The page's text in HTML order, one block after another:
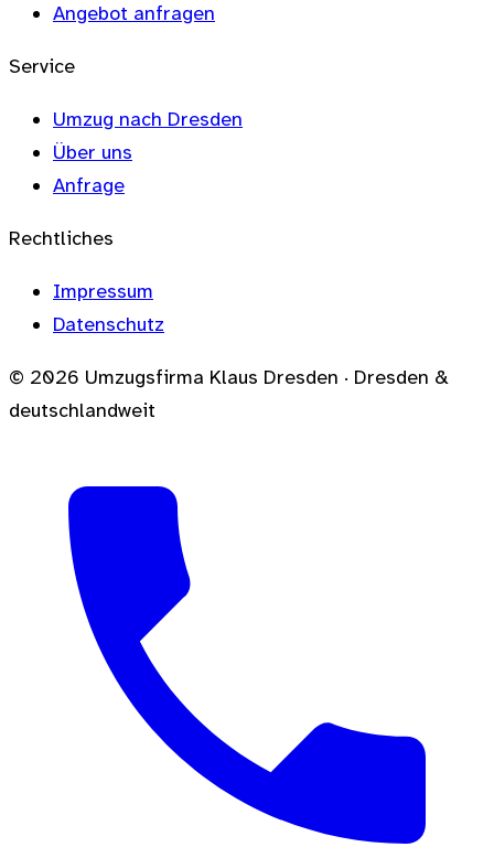
Angebot anfragen
Service
Umzug nach Dresden
Über uns
Anfrage
Rechtliches
Impressum
Datenschutz
© 2026 Umzugsfirma Klaus Dresden · Dresden &
deutschlandweit